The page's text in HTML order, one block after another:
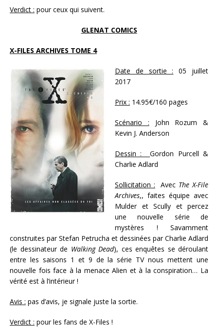
Verdict : pour ceux qui suivent.
GLENAT COMICS
X-FILES ARCHIVES TOME 4
Date de sortie : 05 juillet
2017
Prix : 14.95€/160 pages
Scénario : John Rozum &
Kevin J. Anderson
Dessin :Gordon Purcell &
Charlie Adlard
Sollicitation : Avec The X-File
Archives,, faites équipe avec
Mulder et Scully et percez
une nouvelle série de
mystères ! Savamment
construites par Stefan Petrucha et dessinées par Charlie Adlard
(le dessinateur de Walking Dead), ces enquêtes se déroulant
entre les saisons 1 et 9 de la série TV nous mettent une
nouvelle fois face à la menace Alien et à la conspiration… La
vérité est à l’intérieur !
Avis : pas d’avis, je signale juste la sortie.
Verdict : pour les fans de X-Files !